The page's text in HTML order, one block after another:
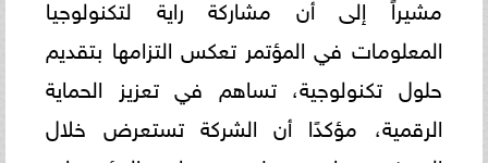
المعلومات في المؤتمر تعكس التزامها بتقديم
حلول تكنولوجية، تساهم في تعزيز الحماية
الرقمية، مؤكدًا أن الشركة تستعرض خلال